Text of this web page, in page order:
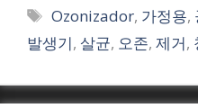
Tags
Ozonizador, 가정용,
발생기, 살균, 오존, 제거,